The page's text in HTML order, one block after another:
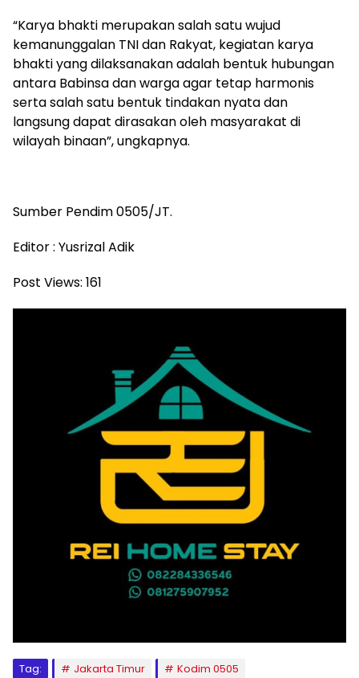
“Karya bhakti merupakan salah satu wujud
kemanunggalan TNI dan Rakyat, kegiatan karya
bhakti yang dilaksanakan adalah bentuk hubungan
antara Babinsa dan warga agar tetap harmonis
serta salah satu bentuk tindakan nyata dan
langsung dapat dirasakan oleh masyarakat di
wilayah binaan”, ungkapnya.
Sumber Pendim 0505/JT.
Editor : Yusrizal Adik
Post Views: 161
Tag: Jakarta Timur Kodim 0505